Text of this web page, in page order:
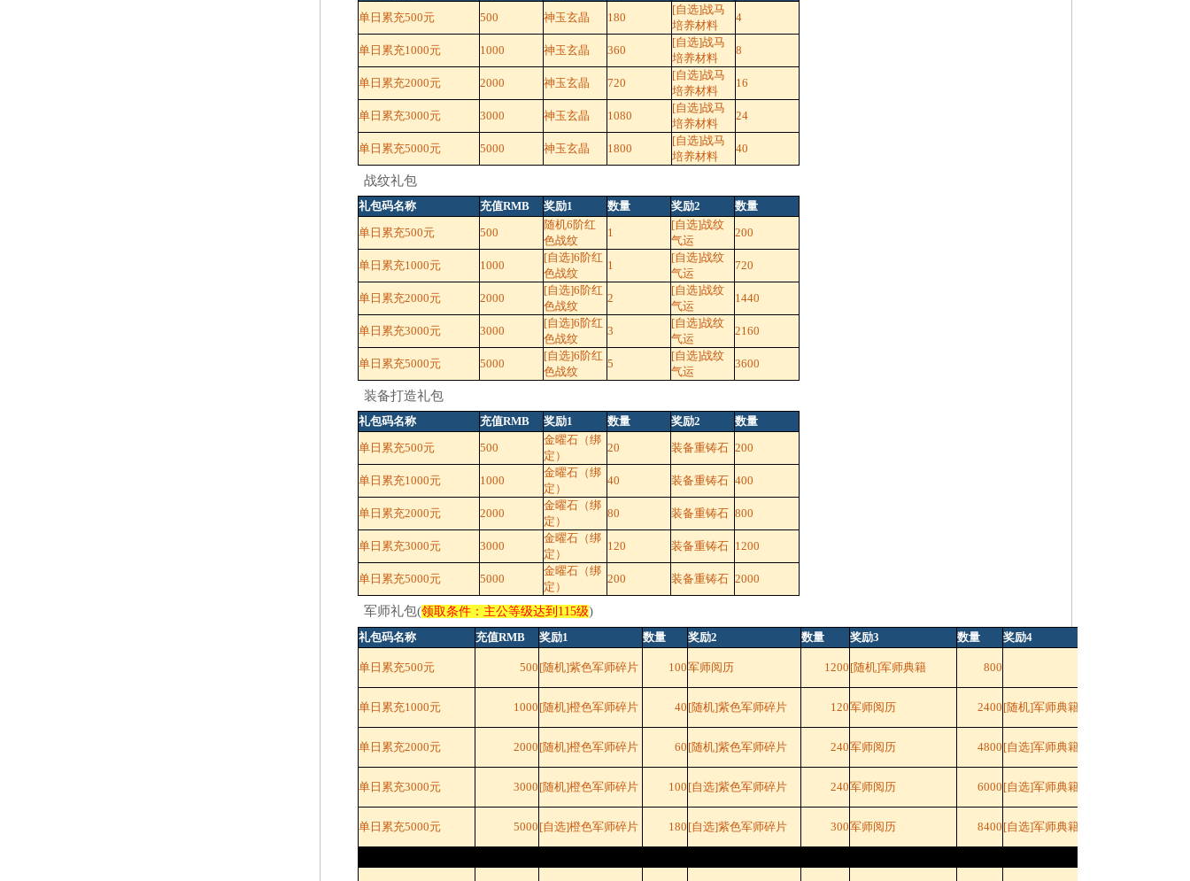
单日累充500元
500 神玉玄晶 180
[自选]战马
培养材料
4
单日累充1000元 1000 神玉玄晶 360
[自选]战马
培养材料
8
单日累充2000元 2000 神玉玄晶 720
[自选]战马
培养材料
16
单日累充3000元 3000 神玉玄晶 1080
[自选]战马
培养材料
24
单日累充5000元 5000 神玉玄晶 1800
[自选]战马
培养材料
40
战纹礼包
礼包码名称 充值RMB 奖励1 数量 奖励2
数量
单日累充500元
500
随机6阶红
色战纹
1
[自选]战纹
气运
200
单日累充1000元 1000
[自选]6阶红
色战纹
1
[自选]战纹
气运
720
单日累充2000元 2000
[自选]6阶红
色战纹
2
[自选]战纹
气运
1440
单日累充3000元 3000
[自选]6阶红
色战纹
3
[自选]战纹
气运
2160
单日累充5000元 5000
[自选]6阶红
色战纹
5
[自选]战纹
气运
3600
装备打造礼包
礼包码名称 充值RMB 奖励1 数量 奖励2
数量
单日累充500元
500
金曜石（绑
定）
20 装备重铸石 200
单日累充1000元 1000
金曜石（绑
定）
40 装备重铸石 400
单日累充2000元 2000
金曜石（绑
定）
80 装备重铸石 800
单日累充3000元 3000
金曜石（绑
定）
120 装备重铸石 1200
单日累充5000元 5000
金曜石（绑
定）
200 装备重铸石 2000
军师礼包(领取条件：主公等级达到115级)
礼包码名称 充值RMB 奖励1 数量 奖励2 数量 奖励3 数量 奖励4
单日累充500元 500 [随机]紫色军师碎片 100军师阅历 1200 [随机]军师典籍 800
单日累充1000元 1000 [随机]橙色军师碎片 40 [随机]紫色军师碎片 120军师阅历 2400 [随机]军师典籍
单日累充2000元 2000 [随机]橙色军师碎片 60 [随机]紫色军师碎片 240军师阅历 4800 [自选]军师典籍
单日累充3000元 3000 [随机]橙色军师碎片 100 [自选]紫色军师碎片 240军师阅历 6000 [自选]军师典籍
单日累充5000元 5000 [自选]橙色军师碎片 180 [自选]紫色军师碎片 300军师阅历 8400 [自选]军师典籍